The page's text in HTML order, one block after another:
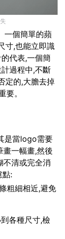
一個簡單的蘋
寸,也能立即識
代表,一個簡
過程中,不斷
定的,大膽去掉
。
是當logo需要
畫一幅畫,然後
不清或完全消
點:
粗細相近,避免
各種尺寸,檢